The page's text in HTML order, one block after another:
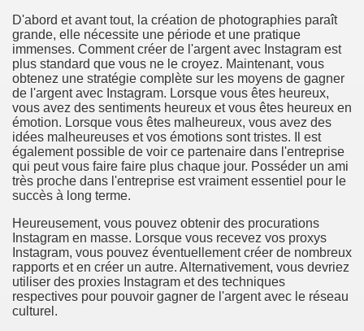
D'abord et avant tout, la création de photographies paraît
grande, elle nécessite une période et une pratique
immenses. Comment créer de l'argent avec Instagram est
plus standard que vous ne le croyez. Maintenant, vous
obtenez une stratégie complète sur les moyens de gagner
de l'argent avec Instagram. Lorsque vous êtes heureux,
vous avez des sentiments heureux et vous êtes heureux en
émotion. Lorsque vous êtes malheureux, vous avez des
idées malheureuses et vos émotions sont tristes. Il est
également possible de voir ce partenaire dans l'entreprise
qui peut vous faire faire plus chaque jour. Posséder un ami
très proche dans l'entreprise est vraiment essentiel pour le
succès à long terme.
Heureusement, vous pouvez obtenir des procurations
Instagram en masse. Lorsque vous recevez vos proxys
Instagram, vous pouvez éventuellement créer de nombreux
rapports et en créer un autre. Alternativement, vous devriez
utiliser des proxies Instagram et des techniques
respectives pour pouvoir gagner de l'argent avec le réseau
culturel.
of Dirt Free Ground Sanding
Gowns For Baby
Service